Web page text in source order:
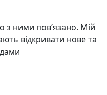
ними пов’язано. Мій
відкривати нове та